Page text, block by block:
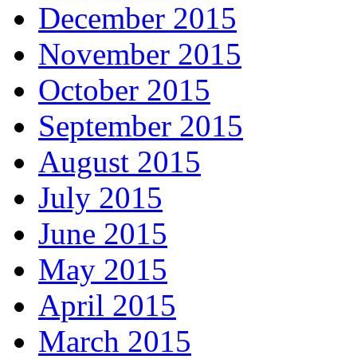
December 2015
November 2015
October 2015
September 2015
August 2015
July 2015
June 2015
May 2015
April 2015
March 2015